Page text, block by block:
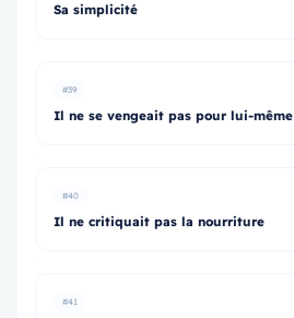
Sa simplicité
#39
Il ne se vengeait pas pour lui-même
#40
Il ne critiquait pas la nourriture
#41